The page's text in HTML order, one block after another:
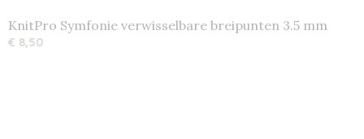
KnitPro Symfonie verwisselbare breipunten 3.5 mm
€ 8,50